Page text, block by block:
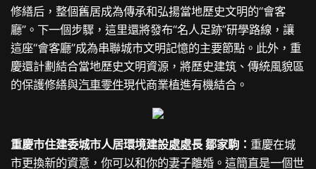
修繕后，整個舊居成為傳承和弘揚當地歷史文明的“會客
廳”。下一個步驟，這里還將發布“名人足跡”研學路線，讓
這座“會客廳”成為串聯城市文明記憶的主要節點。此外，重
慶還計劃結合當地歷史文明資源，將歷史建筑、傳統風貌區
的保護修繕與汽車零件現代商業植進有機結合。
重慶市住建委城市人居環境建設處處長 鄒家駒： 重慶在城
市更換新的資意，你可以和你的妻子離婚。這簡直是一個世